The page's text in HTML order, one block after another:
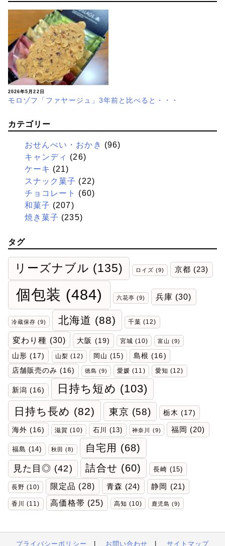
2026年5月22日
モロゾフ「ファヤージュ」3年前と比べると・・・
カテゴリー
おせんべい・おかき (96)
キャンディ (26)
ケーキ (21)
スナック菓子 (22)
チョコレート
(60)
和菓子 (207)
焼き菓子 (235)
タグ
リーズナブル (135) ロイズ (9) 京都 (23)
個包装 (484) 六花亭 (9) 兵庫 (30)
冷蔵保存 (9) 北海道 (88) 千葉 (12)
変わり種 (30) 大阪 (19) 宮城 (10) 富山 (9)
山形 (17) 山梨 (12) 岡山 (15) 島根 (16)
店舗販売のみ (16) 徳島 (9) 愛媛 (11) 愛知 (12)
新潟 (16) 日持ち短め (103)
日持ち長め (82) 東京 (58) 栃木 (17)
海外 (16) 滋賀 (10) 石川 (13) 神奈川 (9) 福岡 (20)
福島 (14) 秋田 (8) 自宅用 (68)
見た目◎ (42) 詰合せ (60) 長崎 (15)
長野 (10) 限定品 (28) 青森 (24) 静岡 (21)
香川 (11) 高価格帯 (25) 高知 (10) 鹿児島 (9)
プライバシーポリシー お問い合わせ サイトマップ